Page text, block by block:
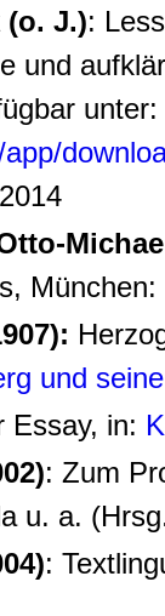
J.):
und
unter:
und
Essay, in:
: Zum
u. a.
: